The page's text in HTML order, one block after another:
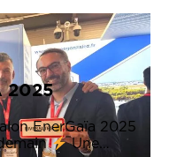
2025
EnerGaïa 2025
Une…